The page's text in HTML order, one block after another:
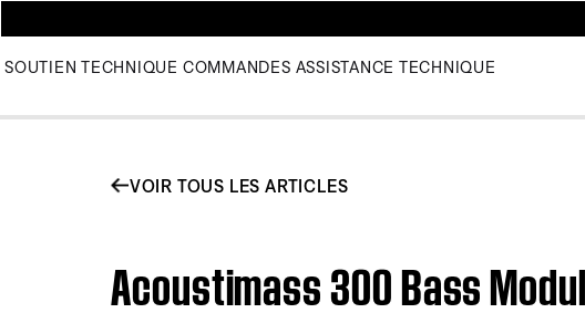
SOUTIEN TECHNIQUE COMMANDES ASSISTANCE TECHNIQUE
VOIR TOUS LES ARTICLES
Acoustimass 300 Bass